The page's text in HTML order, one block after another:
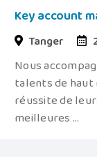
Key account
Tanger
Nous
talents de haut
réussite de
meilleures ...